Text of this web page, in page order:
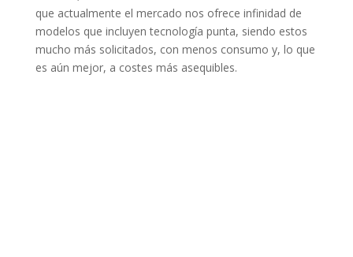
que actualmente el mercado nos ofrece infinidad de
modelos que incluyen tecnología punta, siendo estos
mucho más solicitados, con menos consumo y, lo que
es aún mejor, a costes más asequibles.